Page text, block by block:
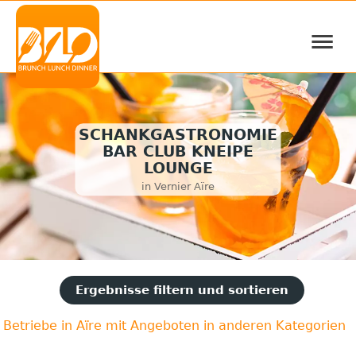
≡
SCHANKGASTRONOMIE
BAR CLUB KNEIPE
LOUNGE
in Vernier Aïre
Ergebnisse filtern und sortieren
Betriebe in Aïre mit Angeboten in anderen Kategorien